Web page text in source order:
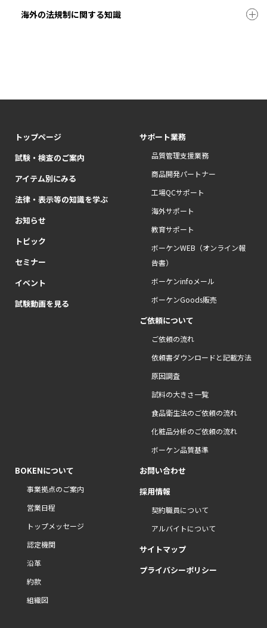
海外の法規制に関する知識
トップページ
試験・検査のご案内
アイテム別にみる
法律・表示等の知識を学ぶ
お知らせ
トピック
セミナー
イベント
試験動画を見る
サポート業務
品質管理支援業務
商品開発パートナー
工場QCサポート
海外サポート
教育サポート
ボーケンWEB（オンライン報
告書）
ボーケンinfoメール
ボーケンGoods販売
ご依頼について
ご依頼の流れ
依頼書ダウンロードと記載方法
原因調査
試料の大きさ一覧
食品衛生法のご依頼の流れ
化粧品分析のご依頼の流れ
ボーケン品質基準
BOKENについて
事業拠点のご案内
営業日程
トップメッセージ
認定機関
沿革
約款
組織図
お問い合わせ
採用情報
契約職員について
アルバイトについて
サイトマップ
プライバシーポリシー